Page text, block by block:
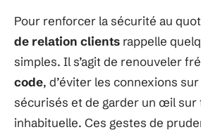
Pour renforcer la sécurité au
de relation clients rappelle
simples. Il s’agit de renouveler
code, d’éviter les connexions
sécurisés et de garder un œil sur
inhabituelle. Ces gestes de